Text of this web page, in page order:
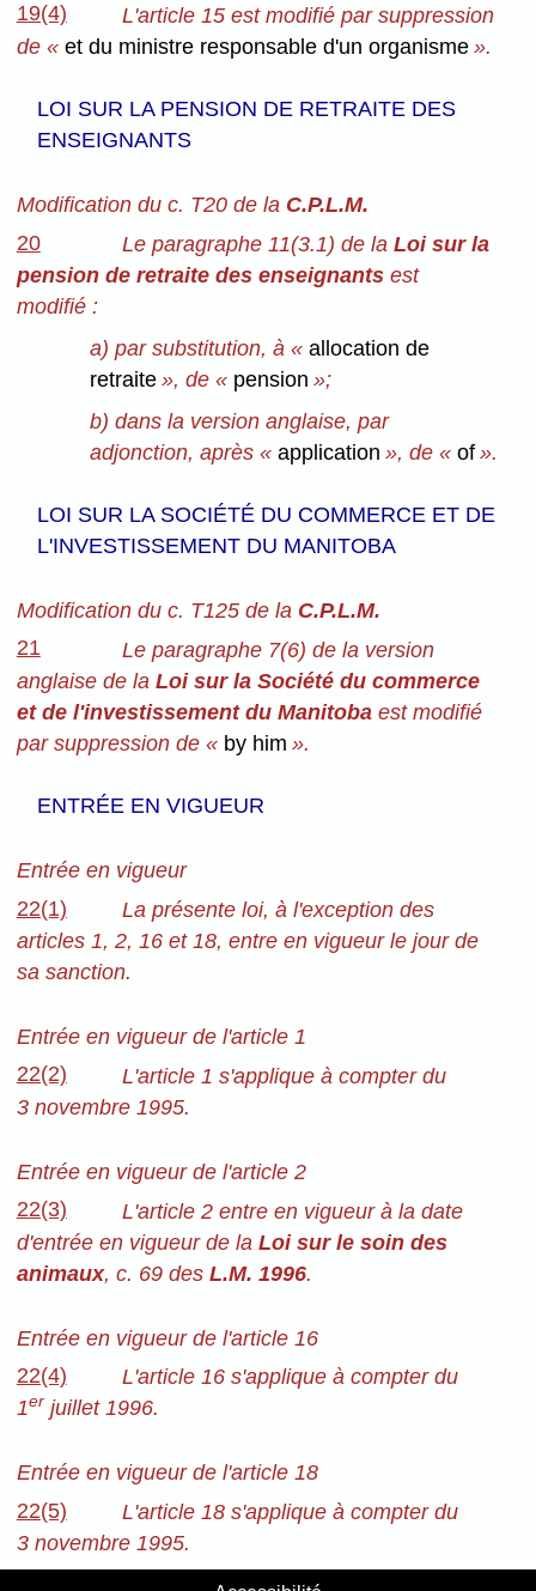
19(4)
L'article 15 est modifié par suppression
de « et du ministre responsable d'un organisme».
LOI SUR LA PENSION DE RETRAITE DES
ENSEIGNANTS
Modification du c. T20 de la C.P.L.M.
20
Le paragraphe 11(3.1) de la Loi sur la
pension de retraite des enseignantsest
modifié :
a) par substitution, à «allocation de
retraite », de « pension »;
b) dans la version anglaise, par
adjonction, après «application », de «of ».
LOI SUR LA SOCIÉTÉ DU COMMERCE ET DE
L'INVESTISSEMENT DU MANITOBA
Modification du c. T125 de la C.P.L.M.
21
Le paragraphe 7(6) de la version
anglaise de la Loi sur la Société du commerce
et de l'investissement du Manitobaest modifié
par suppression de « by him ».
ENTRÉE EN VIGUEUR
Entrée en vigueur
22(1)
La présente loi, à l'exception des
articles 1, 2, 16 et 18, entre en vigueur le jour de
sa sanction.
Entrée en vigueur de l'article 1
22(2)
L'article 1 s'applique à compter du
3 novembre 1995.
Entrée en vigueur de l'article 2
22(3)
L'article 2 entre en vigueur à la date
d'entrée en vigueur de la Loi sur le soin des
animaux, c. 69 des L.M. 1996.
Entrée en vigueur de l'article 16
22(4)
L'article 16 s'applique à compter du
1er juillet 1996.
Entrée en vigueur de l'article 18
22(5)
L'article 18 s'applique à compter du
3 novembre 1995.